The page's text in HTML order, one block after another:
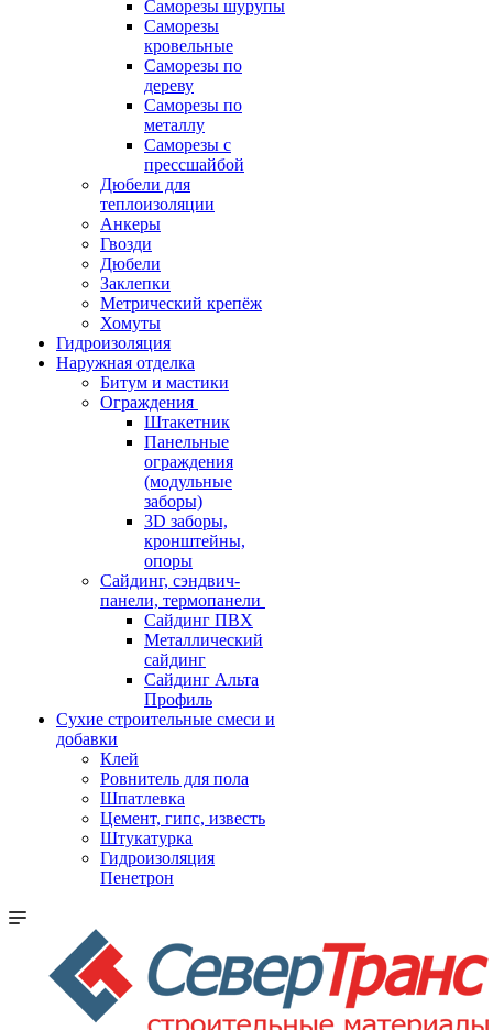
Саморезы шурупы
Саморезы
кровельные
Саморезы по
дереву
Саморезы по
металлу
Саморезы с
прессшайбой
Дюбели для
теплоизоляции
Анкеры
Гвозди
Дюбели
Заклепки
Метрический крепёж
Хомуты
Гидроизоляция
Наружная отделка
Битум и мастики
Ограждения
Штакетник
Панельные
ограждения
(модульные
заборы)
3D заборы,
кронштейны,
опоры
Cайдинг, сэндвич-
панели, термопанели
Сайдинг ПВХ
Металлический
сайдинг
Сайдинг Альта
Профиль
Сухие строительные смеси и
добавки
Клей
Ровнитель для пола
Шпатлевка
Цемент, гипс, известь
Штукатурка
Гидроизоляция
Пенетрон